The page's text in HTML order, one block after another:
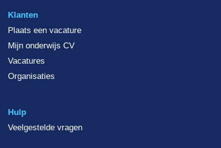
Klanten
Plaats een vacature
Mijn onderwijs CV
Vacatures
Organisaties
Hulp
Veelgestelde vragen